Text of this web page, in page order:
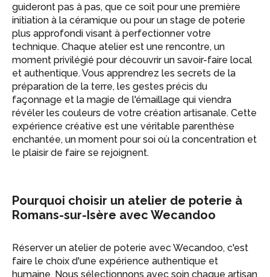
guideront pas à pas, que ce soit pour une première
initiation à la céramique ou pour un stage de poterie
plus approfondi visant à perfectionner votre
technique. Chaque atelier est une rencontre, un
moment privilégié pour découvrir un savoir-faire local
et authentique. Vous apprendrez les secrets de la
préparation de la terre, les gestes précis du
façonnage et la magie de l'émaillage qui viendra
révéler les couleurs de votre création artisanale. Cette
expérience créative est une véritable parenthèse
enchantée, un moment pour soi où la concentration et
le plaisir de faire se rejoignent.
Pourquoi choisir un atelier de poterie à
Romans-sur-Isère avec Wecandoo
Réserver un atelier de poterie avec Wecandoo, c'est
faire le choix d'une expérience authentique et
humaine. Nous sélectionnons avec soin chaque artisan